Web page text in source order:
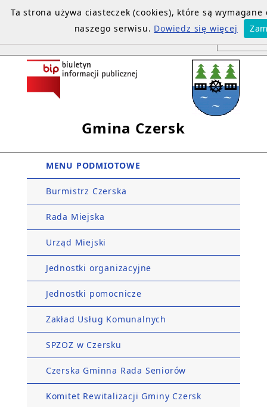
Gmina Czersk
MENU PODMIOTOWE
Burmistrz Czerska
Rada Miejska
Urząd Miejski
Jednostki organizacyjne
Jednostki pomocnicze
Zakład Usług Komunalnych
SPZOZ w Czersku
Czerska Gminna Rada Seniorów
Komitet Rewitalizacji Gminy Czersk
Ta strona używa ciasteczek (cookies), które są
naszego serwisu. Dowiedz się więcej